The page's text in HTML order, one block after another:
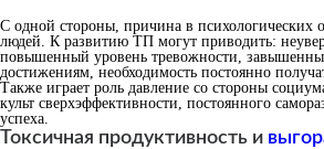
С одной стороны, причина в психологических
людей. К развитию ТП могут приводить:
повышенный уровень тревожности,
достижениям, необходимость постоянно
Также играет роль давление со стороны
культ сверхэффективности, постоянного
успеха.
Токсичная продуктивность и